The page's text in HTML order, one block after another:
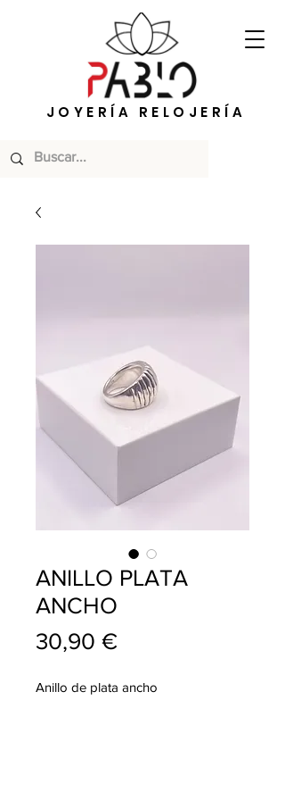
JOYERÍA RELOJERÍA
ANILLO PLATA
ANCHO
30,90 €Precio
Anillo de plata ancho